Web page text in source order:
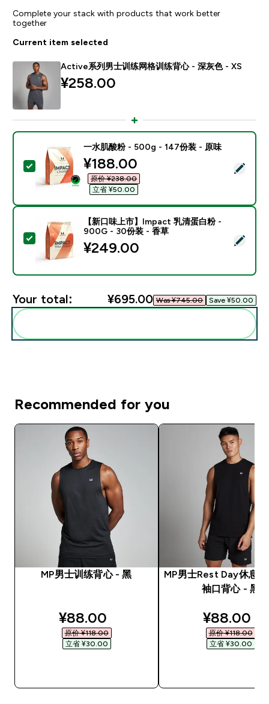
Complete your stack with products that work better
together
Current item selected
Active系列男士训练网格训练背心 - 深灰色 - XS
¥258.00‎
Select this product - 一水肌酸粉 - 500g - 147份装 -
一水肌酸粉 - 500g - 147份装 - 原味
discounted price
¥188.00‎
原价 ¥238.00‎
立省 ¥50.00‎
Select this product - 【新口味上市】Impact 乳清蛋
【新口味上市】Impact 乳清蛋白粉 -
900G - 30份装 - 香草
¥249.00‎
Your total: ¥695.00‎ Was ¥745.00‎ Save ¥50.00‎
Recommended for you
MP男士训练背心 - 黑
discounted price
¥88.00‎
原价 ¥118.00‎
立省 ¥30.00‎
MP男士Rest Day休息
袖口背心 - 黑
¥88.00‎
原价 ¥118.00‎
立省 ¥30.00‎